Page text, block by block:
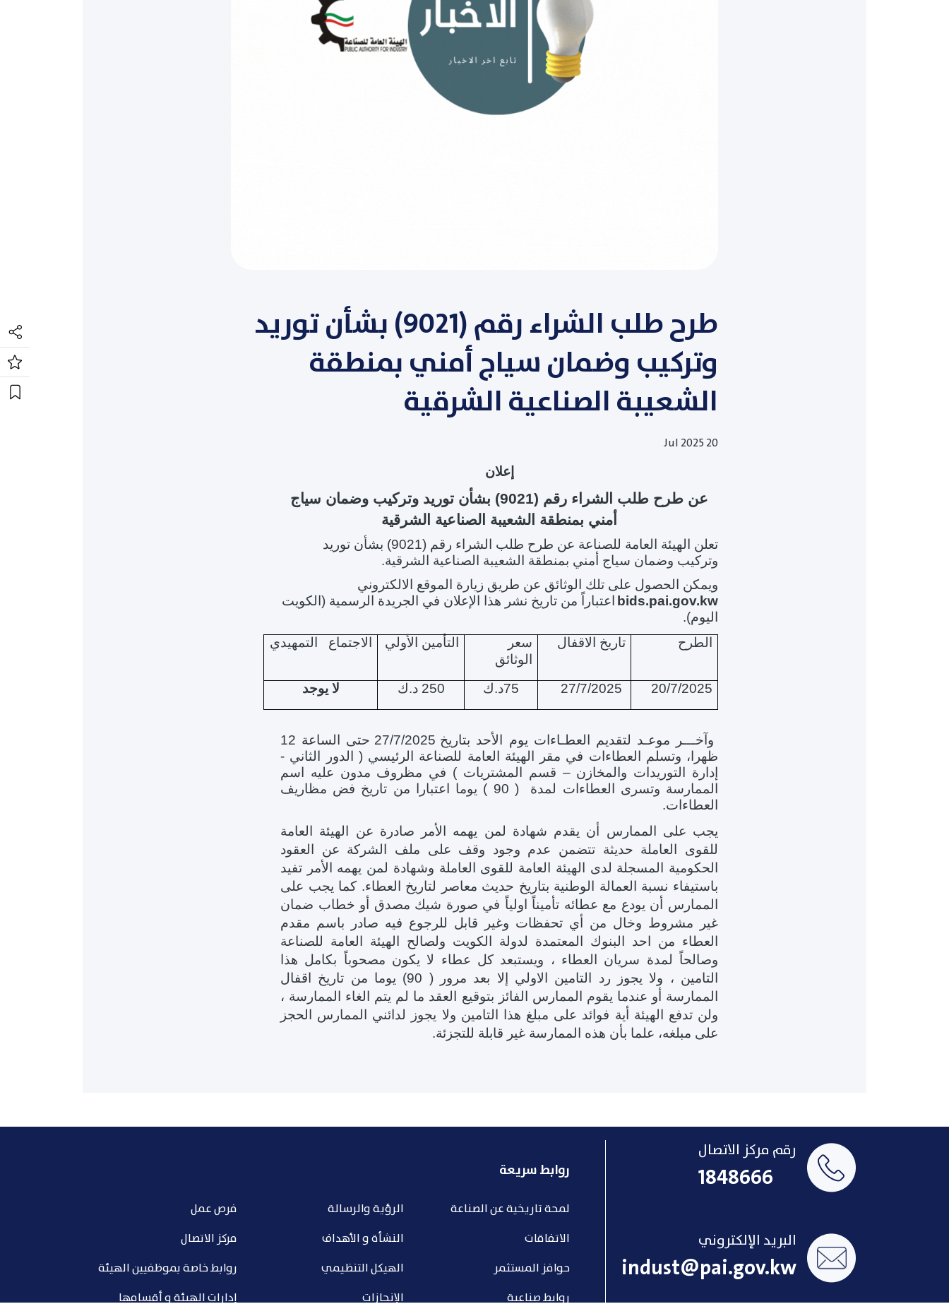
طرح طلب الشراء رقم (9021) بشأن توريد
وتركيب وضمان سياج أمني بمنطقة
الشعيبة الصناعية الشرقية
20 Jul 2025
إعلان
عن طرح طلب الشراء رقم (9021) بشأن
توريد وتركيب وضمان سياج
أمني بمنطقة الشعيبة الصناعية الشرقية
تعلن الهيئة العامة للصناعة عن
طرح طلب الشراء رقم (9021) بشأن توريد
وتركيب وضمان سياج أمني بمنطقة الشعيبة الصناعية الشرقية.
ويمكن الحصول على تلك الوثائق عن طريق زيارة الموقع الالكتروني
bids.pai.gov.kw
اعتباراً من تاريخ نشر هذا الإعلان في الجريدة الرسمية (الكويت
اليوم).
الطرح
تاريخ الاقفال
سعر
الوثائق
التأمين الأولي الاجتماع التمهيدي
20/7/2025 75د.ك 250 د.ك لا يوجد
وآخـــر موعـد لتقديم العطـاءات يوم الأحد بتاريخ 27/7/2025
حتى الساعة 12
ظهرا، وتسلم العطاءات في مقر الهيئة العامة للصناعة الرئيسي ( الدور الثاني -
إدارة التوريدات والمخازن – قسم المشتريات ) في مظروف مدون عليه اسم
الممارسة وتسرى العطاءات لمدة ( 90 ) يوما اعتبارا من تاريخ فض مظاريف
العطاءات.
يجب على الممارس أن يقدم شهادة لمن يهمه الأمر صادرة عن الهيئة العامة
للقوى العاملة حديثة تتضمن عدم وجود وقف على ملف الشركة عن العقود
الحكومية المسجلة لدى الهيئة العامة للقوى العاملة وشهادة لمن يهمه الأمر تفيد
باستيفاء نسبة العمالة الوطنية بتاريخ حديث معاصر لتاريخ العطاء. كما يجب على
الممارس أن يودع مع عطائه تأميناً اولياً في صورة شيك مصدق أو خطاب ضمان
غير مشروط وخال من أي تحفظات وغير قابل للرجوع فيه صادر باسم مقدم
العطاء من احد البنوك المعتمدة لدولة الكويت ولصالح الهيئة العامة للصناعة
وصالحاً لمدة سريان العطاء ، ويستبعد كل عطاء لا يكون مصحوباً بكامل هذا
التامين ، ولا يجوز رد التامين الاولي إلا بعد مرور ( 90) يوما من تاريخ اقفال
الممارسة أو عندما يقوم الممارس الفائز بتوقيع العقد ما لم يتم الغاء الممارسة ،
ولن تدفع الهيئة أية فوائد على مبلغ هذا التامين ولا يجوز لدائني الممارس الحجز
على مبلغه، علما بأن هذه الممارسة غير قابلة للتجزئة.
رقم مركز الاتصال
1848666
البريد الإلكتروني
indust@pai.gov.kw
روابط سريعة
لمحة تاريخية عن الصناعة
الاتفاقات
حوافز المستثمر
روابط صناعية
الرؤية والرسالة
النشأة و الأهداف
الهيكل التنظيمي
الإنجازات
فرص عمل
مركز الاتصال
روابط خاصة بموظفيين الهيئة
إدارات الهيئة و أقسامها